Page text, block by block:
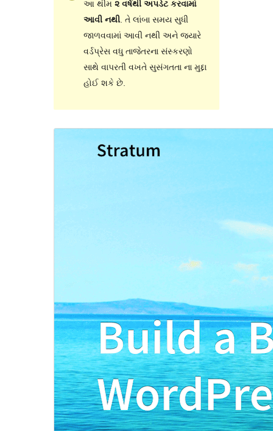
આ થીમ ૨ વર્ષથી અપડેટ કરવામાં
આવી નથી. તે લાંબા સમય સુધી
જાળવવામાં આવી નથી અને જ્યારે
વર્ડપ્રેસ વધુ તાજેતરના સંસ્કરણો
સાથે વાપરતી વખતે સુસંગતતા ના મુદ્દા
હોઈ શકે છે.